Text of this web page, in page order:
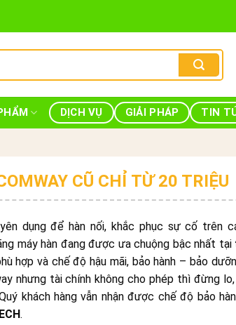
DỊCH VỤ GIẢI PHÁP TIN
CŨ CHỈ TỪ 20 TRIỆU
dụng để hàn nối, khắc phục sự cố trên
máy hàn đang được ưa chuộng bậc nhất tại
hợp và chế độ hậu mãi, bảo hành – bảo
nhưng tài chính không cho phép thì đừng lo,
khách hàng vẫn nhận được chế độ bảo
.